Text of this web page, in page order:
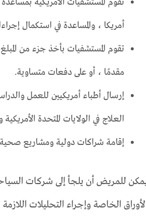
أمريكا ، والمساعدة في استكمال
تقوم المستشفيات بأخذ جزء من المبلغ
مقدمًا ، أو على دفعات متساوية.
إرسال أطباء أمريكيين للعمل
العلاج في الولايات المتحدة
إقامة شراكات دولية ومشاريع صحية
للمريض أن يلجأ إلى شركات
الخاصة وإجراء التحليلات